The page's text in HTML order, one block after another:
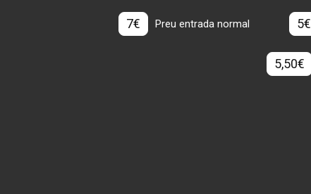
7€ Preu entrada normal 5€
5,50€